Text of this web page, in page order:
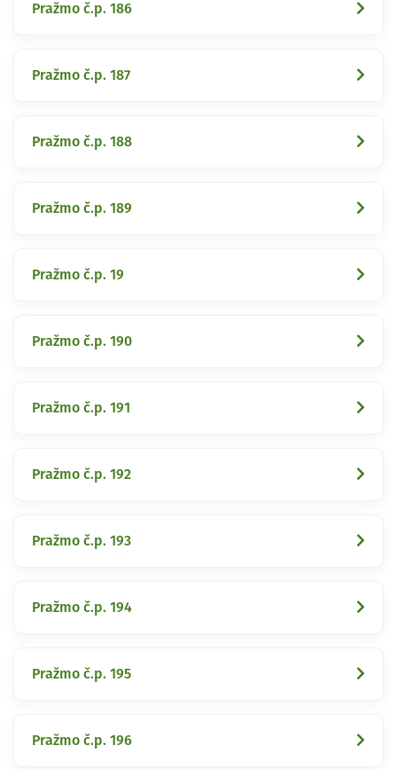
Pražmo č.p. 186
Pražmo č.p. 187
Pražmo č.p. 188
Pražmo č.p. 189
Pražmo č.p. 19
Pražmo č.p. 190
Pražmo č.p. 191
Pražmo č.p. 192
Pražmo č.p. 193
Pražmo č.p. 194
Pražmo č.p. 195
Pražmo č.p. 196